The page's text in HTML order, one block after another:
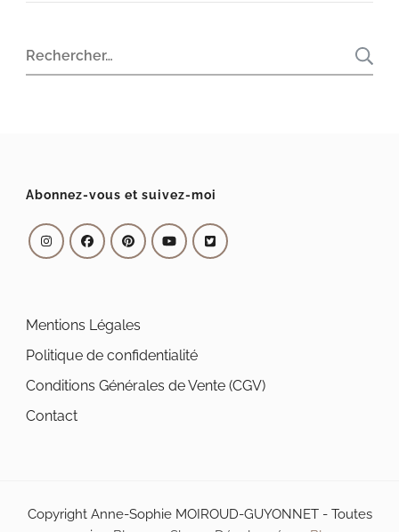
Rechercher :
Abonnez-vous et suivez-moi
Mentions Légales
Politique de confidentialité
Conditions Générales de Vente (CGV)
Contact
Copyright Anne-Sophie MOIROUD-GUYONNET - Toutes